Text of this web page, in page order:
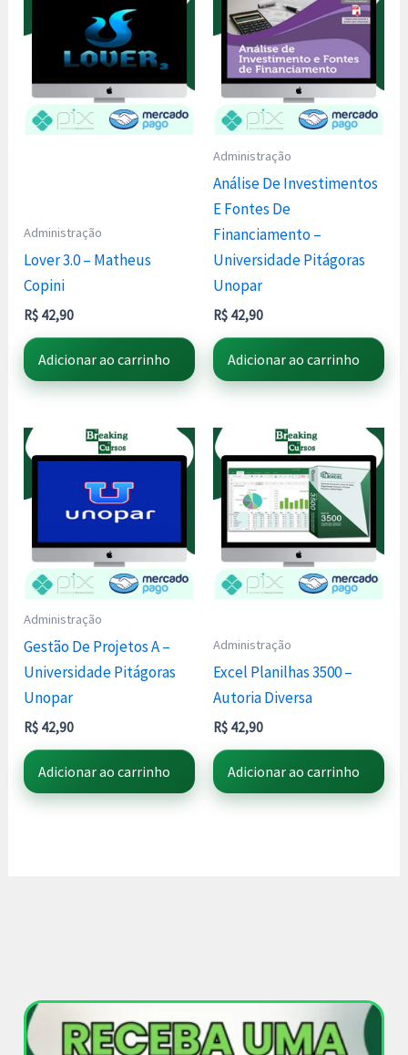
Administração
Lover 3.0 – Matheus
Copini
R$ 42,90
Adicionar ao carrinho
Administração
Análise De Investimentos
E Fontes De
Financiamento –
Universidade Pitágoras
Unopar
R$ 42,90
Adicionar ao carrinho
Administração
Gestão De Projetos A –
Universidade Pitágoras
Unopar
R$ 42,90
Adicionar ao carrinho
Administração
Excel Planilhas 3500 –
Autoria Diversa
R$ 42,90
Adicionar ao carrinho